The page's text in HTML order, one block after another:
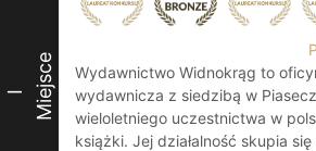
I Miejsce
Wydawnictwo Widnokrąg to
wydawnicza z siedzibą w
wieloletniego uczestnictwa w
książki. Jej działalność skupia się